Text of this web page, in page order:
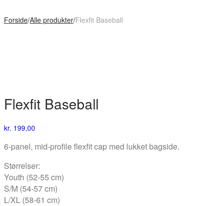
Forside/Alle produkter/Flexfit Baseball
Flexfit Baseball
kr. 199,00
6-panel, mid-profile flexfit cap med lukket bagside.
Størrelser:
Youth (52-55 cm)
S/M (54-57 cm)
L/XL (58-61 cm)